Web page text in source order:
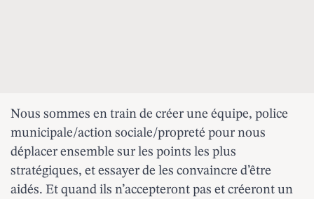
Nous sommes en train de créer une équipe, police
municipale/action sociale/propreté pour nous
déplacer ensemble sur les points les plus
stratégiques, et essayer de les convaincre d’être
aidés. Et quand ils n’accepteront pas et créeront un